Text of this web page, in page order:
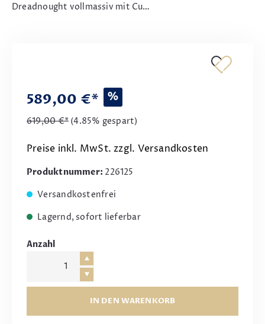
Dreadnought vollmassiv mit Cu…
589,00 €* %
619,00 €* (4.85% gespart)
Preise inkl. MwSt. zzgl. Versandkosten
Produktnummer: 226125
Versandkostenfrei
Lagernd, sofort lieferbar
Anzahl
IN DEN WARENKORB